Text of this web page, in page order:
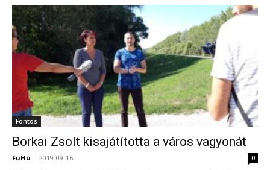
Fontos
Borkai Zsolt kisajátította a város vagyonát
FüHü - 2019-09-16 0